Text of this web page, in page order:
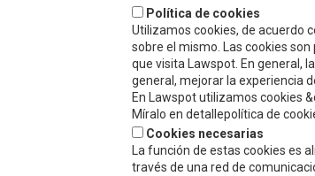
Política de cookies
Utilizamos cookies, de acuerdo
sobre el mismo. Las cookies
que visita Lawspot. En general,
general, mejorar la experiencia
En Lawspot utilizamos cookies
Míralo en detallepolítica de
Cookies necesarias
La función de estas cookies es
través de una red de
vegetales. A lo largo de este tiempo la
calidad de nuestros productos, el
la atención al cliente y nuestros
competitivos precios han permitido que
gocemos de un gran prestigio y
reconocimiento en nuestro sector.